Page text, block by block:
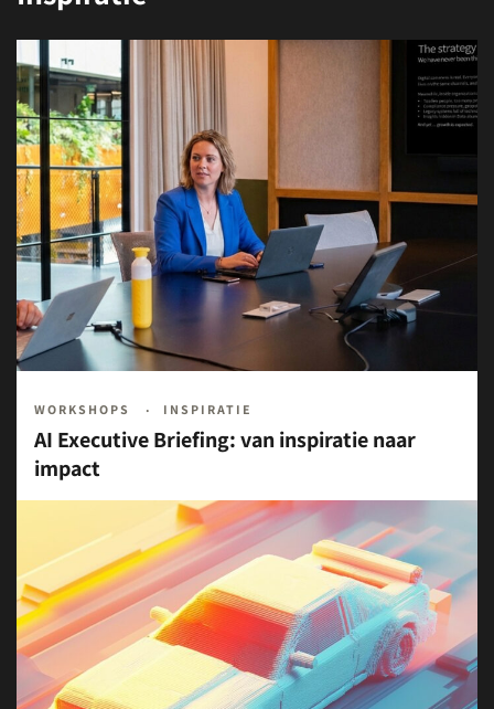
WORKSHOPS INSPIRATIE
AI Executive Briefing: van inspiratie naar
impact